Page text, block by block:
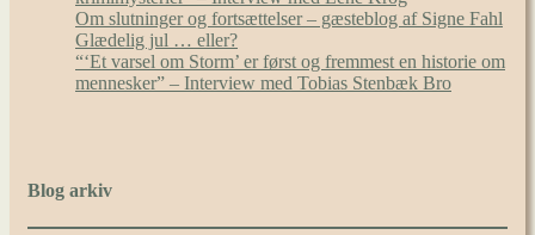
Om slutninger og fortsættelser – gæsteblog af Signe Fahl
Glædelig jul … eller?
“‘Et varsel om Storm’ er først og fremmest en historie om
mennesker” – Interview med Tobias Stenbæk Bro
Blog arkiv